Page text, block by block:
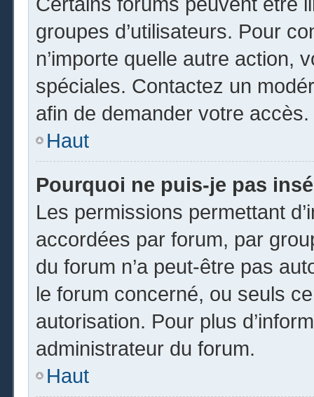
groupes d’utilisateurs. Pour
n’importe quelle autre action,
spéciales. Contactez un
afin de demander votre accès.
Haut
Pourquoi ne puis-je pas
Les permissions permettant
accordées par forum, par
du forum n’a peut-être pas
le forum concerné, ou seuls
autorisation. Pour plus
administrateur du forum.
Haut